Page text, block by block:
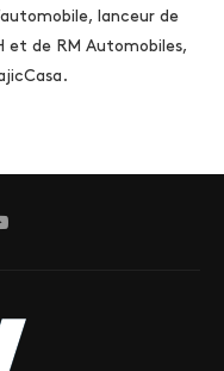
lanceur de
de RM Automobiles,